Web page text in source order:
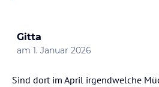
Gitta
am 1. Januar 2026
Sind dort im April irgendwelche